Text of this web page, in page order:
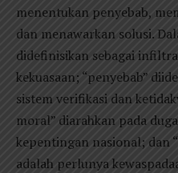
menentukan penyebab,
dan menawarkan solusi.
didefinisikan sebagai
kekuasaan; “penyebab”
sistem verifikasi dan
moral” diarahkan pada
kepentingan nasional; dan
adalah perlunya